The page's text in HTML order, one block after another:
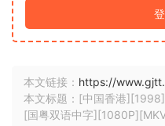
本文链接： https://
本文标题：[中国香港
[国粤双语中字